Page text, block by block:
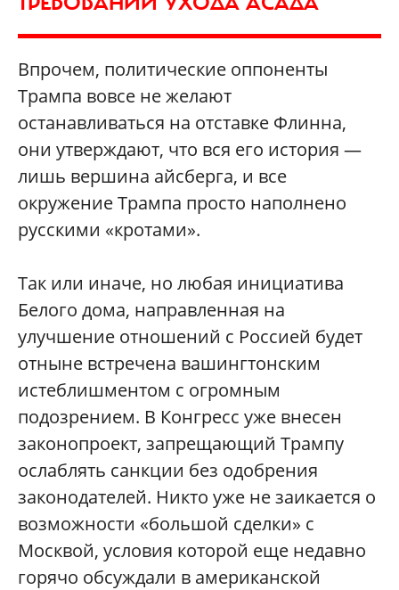
Впрочем, политические оппоненты
Трампа вовсе не желают
останавливаться на отставке Флинна,
они утверждают, что вся его история —
лишь вершина айсберга, и все
окружение Трампа просто наполнено
русскими «кротами».
Так или иначе, но любая инициатива
Белого дома, направленная на
улучшение отношений с Россией будет
отныне встречена вашингтонским
истеблишментом с огромным
подозрением. В Конгресс уже внесен
законопроект, запрещающий Трампу
ослаблять санкции без одобрения
законодателей. Никто уже не заикается о
возможности «большой сделки» с
Москвой, условия которой еще недавно
горячо обсуждали в американской